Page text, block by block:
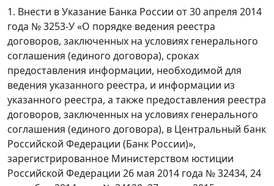
1. Внести в Указание Банка России от 30 апреля 2014
года № 3253-У «О порядке ведения реестра
договоров, заключенных на условиях генерального
соглашения (единого договора), сроках
предоставления информации, необходимой для
ведения указанного реестра, и информации из
указанного реестра, а также предоставления реестра
договоров, заключенных на условиях генерального
соглашения (единого договора), в Центральный банк
Российской Федерации (Банк России)»,
зарегистрированное Министерством юстиции
Российской Федерации 26 мая 2014 года № 32434, 24